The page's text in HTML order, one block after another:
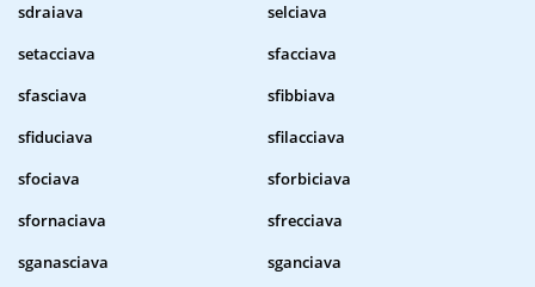
sdraiava
selciava
setacciava
sfacciava
sfasciava
sfibbiava
sfiduciava
sfilacciava
sfociava
sforbiciava
sfornaciava
sfrecciava
sganasciava
sganciava